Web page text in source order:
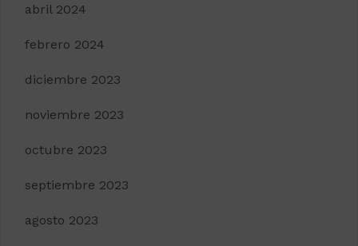
abril 2024
febrero 2024
diciembre 2023
noviembre 2023
octubre 2023
septiembre 2023
agosto 2023